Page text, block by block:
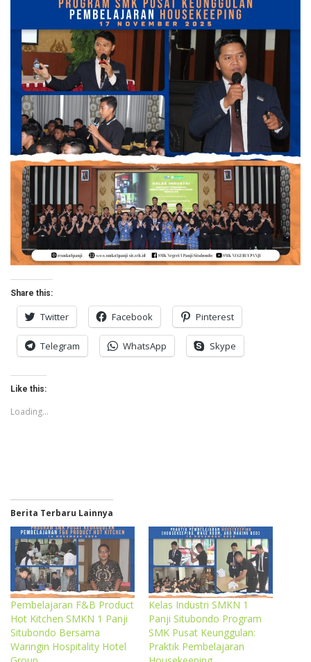
Share this:
Twitter Facebook Pinterest
Telegram WhatsApp Skype
Like this:
Loading...
Berita Terbaru Lainnya
Pembelajaran F&B Product
Hot Kitchen SMKN 1 Panji
Situbondo Bersama
Waringin Hospitality Hotel
Kelas Industri SMKN 1
Panji Situbondo Program
SMK Pusat Keunggulan:
Praktik Pembelajaran